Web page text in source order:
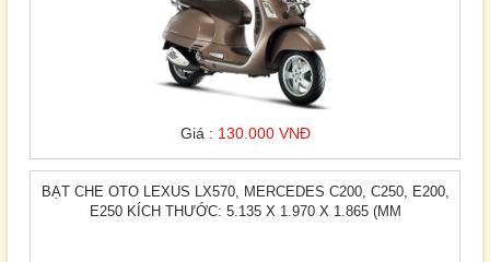
Giá : 130.000 VNĐ
BẠT CHE OTO LEXUS LX570, MERCEDES C200, C250, E200,
E250 KÍCH THƯỚC: 5.135 X 1.970 X 1.865 (MM